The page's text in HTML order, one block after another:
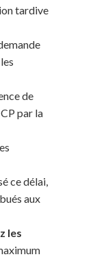
tardive
de
par la
ce délai,
aux
les